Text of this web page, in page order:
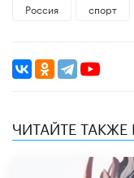
Россия спорт
ЧИТАЙТЕ ТАКЖЕ